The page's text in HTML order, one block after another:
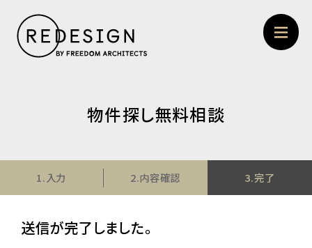
物件探し無料相談
1.入力 2.内容確認 3.完了
送信が完了しました。